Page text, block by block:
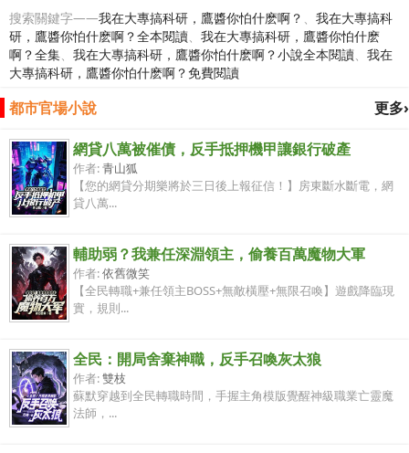
搜索關鍵字——我在大專搞科研，鷹醬你怕什麽啊？ 、 我在大專搞科
研，鷹醬你怕什麽啊？全本閱讀、 我在大專搞科研，鷹醬你怕什麽
啊？全集、 我在大專搞科研，鷹醬你怕什麽啊？小說全本閱讀、 我在
大專搞科研，鷹醬你怕什麽啊？免費閱讀
更多›
都市官場小說
網貸八萬被催債，反手抵押機甲讓銀行破產
作者:青山狐
【您的網貸分期樂將於三日後上報征信！】房東斷水斷電，網
貸八萬...
輔助弱？我兼任深淵領主，偷養百萬魔物大軍
作者:依舊微笑
【全民轉職+兼任領主BOSS+無敵橫壓+無限召喚】遊戲降臨現
實，規則...
全民：開局舍棄神職，反手召喚灰太狼
作者:雙枝
蘇默穿越到全民轉職時間，手握主角模版覺醒神級職業亡靈魔
法師，...